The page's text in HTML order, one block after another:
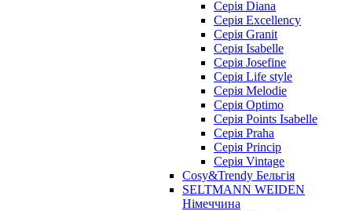
Серія Diana
Серія Excellency
Серія Granit
Серія Isabelle
Серія Josefine
Серія Life style
Серія Melodie
Серія Optimo
Серія Points Isabelle
Серія Praha
Серія Princip
Серія Vintage
Cosy&Trendy Бельгія
SELTMANN WEIDEN
Німеччина